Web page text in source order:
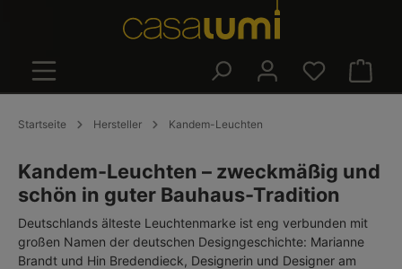
Startseite Hersteller Kandem-Leuchten
Kandem-Leuchten – zweckmäßig und
schön in guter Bauhaus-Tradition
Deutschlands älteste Leuchtenmarke ist eng verbunden mit
großen Namen der deutschen Designgeschichte: Marianne
Brandt und Hin Bredendieck, Designerin und Designer am